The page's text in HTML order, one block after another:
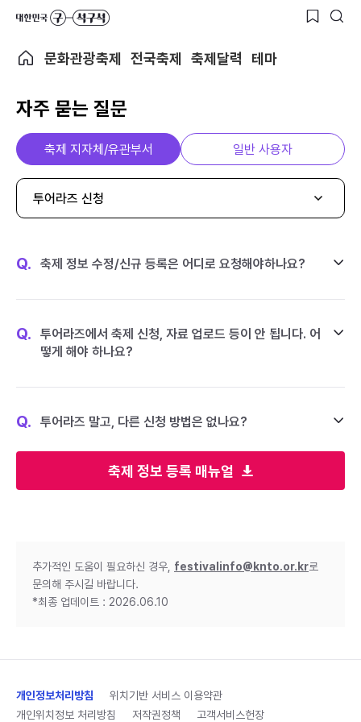
문화관광축제 전국축제 축제달력 테마
자주 묻는 질문
축제 정보 등록 매뉴얼
축제 지자체/유관부서 일반 사용자
투어라즈 신청
Q. 축제 정보 수정/신규 등록은 어디로 요청해야하나요?
Q.
투어라즈에서 축제 신청, 자료 업로드 등이 안 됩니다. 어
떻게 해야 하나요?
Q. 투어라즈 말고, 다른 신청 방법은 없나요?
추가적인 도움이 필요하신 경우, festivalinfo@knto.or.kr로
문의해 주시길 바랍니다.
*최종 업데이트 : 2026.06.10
개인정보처리방침
위치기반 서비스 이용약관
개인위치정보 처리방침
저작권정책 고객서비스헌장